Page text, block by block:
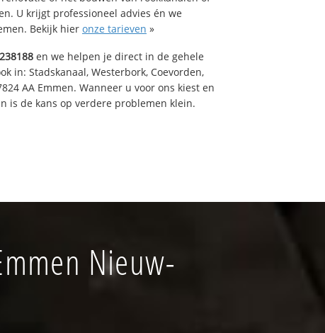
U krijgt professioneel advies én we
Bekijk hier onze tarieven »
en we helpen je direct in de gehele
in: Stadskanaal, Westerbork, Coevorden,
AA Emmen. Wanneer u voor ons kiest en
is de kans op verdere problemen klein.
Nieuw-